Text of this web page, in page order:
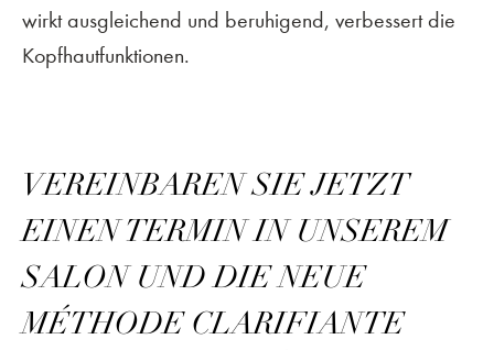
wirkt ausgleichend und beruhigend, verbessert die
Kopfhautfunktionen.
VEREINBAREN SIE JETZT
EINEN TERMIN IN UNSEREM
SALON UND DIE NEUE
MÉTHODE CLARIFIANTE